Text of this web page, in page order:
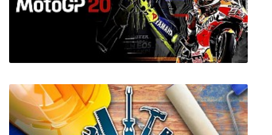
Alien AI